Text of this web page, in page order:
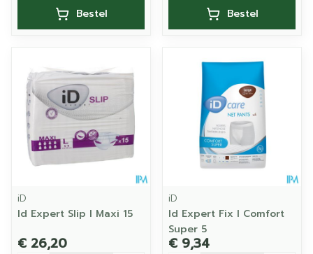
Bestel Bestel
iD
Id Expert Slip l Maxi 15
€ 26,20
iD
Id Expert Fix l Comfort
Super 5
€ 9,34